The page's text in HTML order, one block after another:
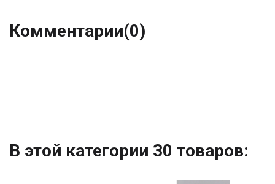
Комментарии(0)
В этой категории 30 товаров: